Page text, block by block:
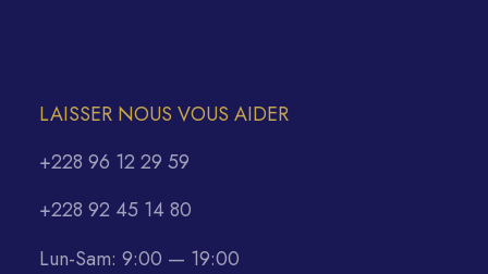
LAISSER NOUS VOUS AIDER
+228 96 12 29 59
+228 92 45 14 80
Lun-Sam: 9:00 — 19:00